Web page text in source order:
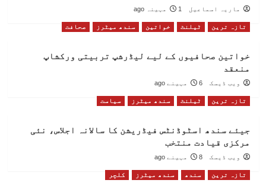
ماریہ اسماعیل 1 مہینہ ago
تازہ ترین ٹیلنٹ خواتین سندھ میٹرز صحافت
خواتین صحافیوں کے لیے لیڈرشپ تربیتی ورکشاپ
منعقد
ویب ڈیسک 6 مہینے ago
تازہ ترین ٹیلنٹ سندھ میٹرز سیاست
جیئے سندھ اسٹوڈنٹس فیڈریشن کا سالانہ اجلاس، نئی
مرکزی قیادت منتخب
ویب ڈیسک 8 مہینے ago
تازہ ترین سندھ سندھ میٹرز کلچر